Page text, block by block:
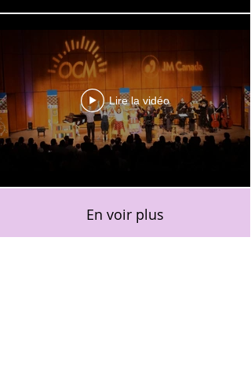
Lire la vidéo
En voir plus